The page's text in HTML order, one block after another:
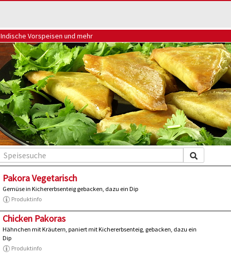
Indische Vorspeisen und mehr
Pakora Vegetarisch
Gemüse in Kichererbsenteig gebacken, dazu ein Dip
Produktinfo
Chicken Pakoras
Hähnchen mit Kräutern, paniert mit Kichererbsenteig, gebacken, dazu ein
Dip
Produktinfo